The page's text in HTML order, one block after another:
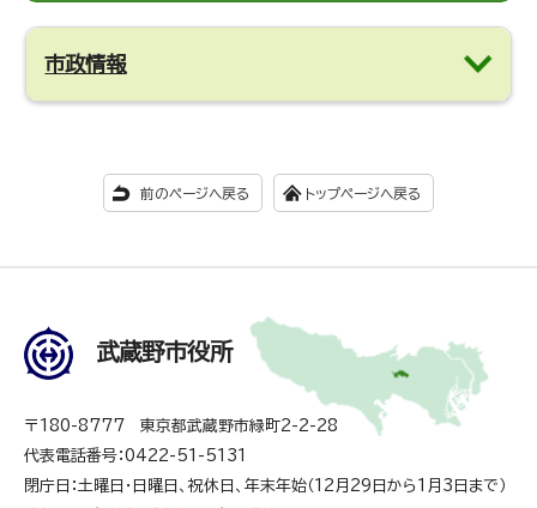
市政情報
前のページへ戻る トップページへ戻る
武蔵野市役所
〒180-8777 東京都武蔵野市緑町2-2-28
代表電話番号：0422-51-5131
閉庁日：土曜日・日曜日、祝休日、年末年始（12月29日から1月3日まで）